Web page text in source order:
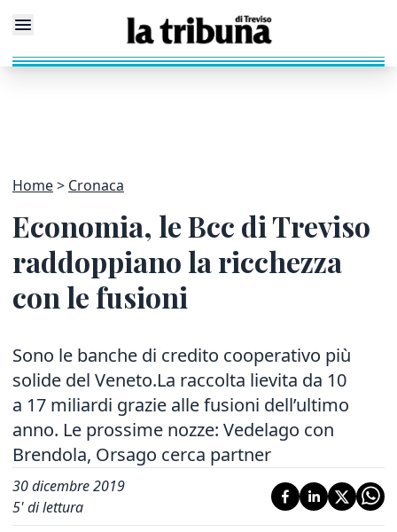
Home Cronaca
Economia, le Bcc di Treviso
raddoppiano la ricchezza
con le fusioni
Sono le banche di credito cooperativo più
solide del Veneto.La raccolta lievita da 10
a 17 miliardi grazie alle fusioni dell’ultimo
anno. Le prossime nozze: Vedelago con
Brendola, Orsago cerca partner
30 dicembre 2019
5' di lettura